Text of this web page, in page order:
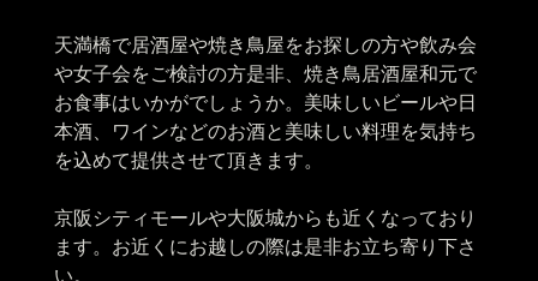
天満橋で居酒屋や焼き鳥屋をお探しの方や飲み会
や女子会をご検討の方是非、焼き鳥居酒屋和元で
お食事はいかがでしょうか。美味しいビールや日
本酒、ワインなどのお酒と美味しい料理を気持ち
を込めて提供させて頂きます。
京阪シティモールや大阪城からも近くなっており
ます。お近くにお越しの際は是非お立ち寄り下さ
い。